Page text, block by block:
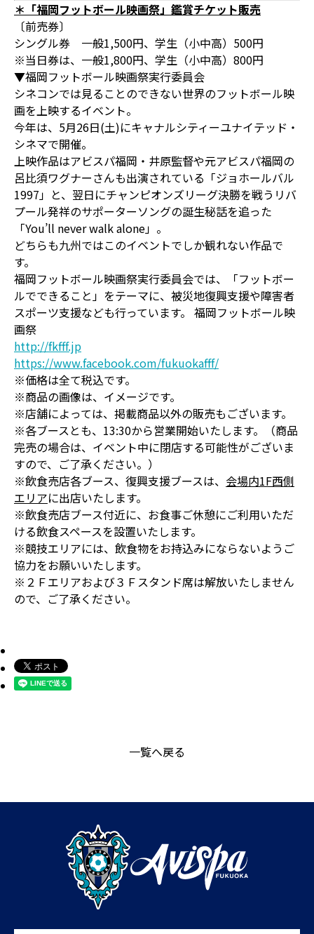
＊「福岡フットボール映画祭」鑑賞チケット販売
〔前売券〕
シングル券 一般1,500円、学生（小中高）500円
※当日券は、一般1,800円、学生（小中高）800円
▼福岡フットボール映画祭実行委員会
シネコンでは見ることのできない世界のフットボール映
画を上映するイベント。
今年は、5月26日(土)にキャナルシティーユナイテッド・
シネマで開催。
上映作品はアビスパ福岡・井原監督や元アビスパ福岡の
呂比須ワグナーさんも出演されている「ジョホールバル
1997」と、翌日にチャンピオンズリーグ決勝を戦うリバ
プール発祥のサポーターソングの誕生秘話を追った
「You’ll never walk alone」。
どちらも九州ではこのイベントでしか観れない作品で
す。
福岡フットボール映画祭実行委員会では、「フットボー
ルでできること」をテーマに、被災地復興支援や障害者
スポーツ支援なども行っています。 福岡フットボール映
画祭
http://fkfff.jp
https://www.facebook.com/fukuokafff/
※価格は全て税込です。
※商品の画像は、イメージです。
※店舗によっては、掲載商品以外の販売もございます。
※各ブースとも、13:30から営業開始いたします。（商品
完売の場合は、イベント中に閉店する可能性がございま
すので、ご了承ください。）
※飲食売店各ブース、復興支援ブースは、 会場内1F西側
エリアに出店いたします。
※飲食売店ブース付近に、お食事ご休憩にご利用いただ
ける飲食スペースを設置いたします。
※競技エリアには、飲食物をお持込みにならないようご
協力をお願いいたします。
※２Ｆエリアおよび３Ｆスタンド席は解放いたしません
ので、ご了承ください。
一覧へ戻る